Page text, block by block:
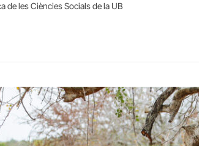
de les Ciències Socials de la UB